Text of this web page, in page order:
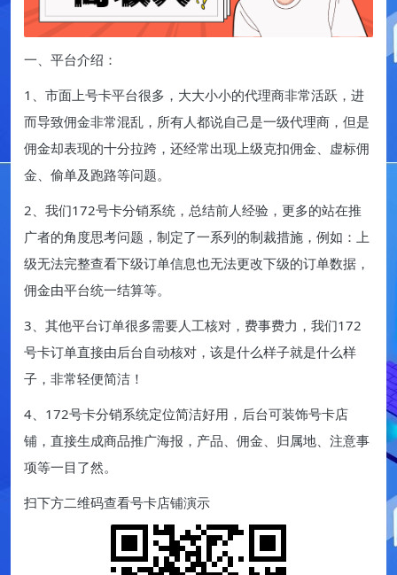
一、平台介绍：
1、市面上号卡平台很多，大大小小的代理商非常活跃，进
而导致佣金非常混乱，所有人都说自己是一级代理商，但是
佣金却表现的十分拉跨，还经常出现上级克扣佣金、虚标佣
金、偷单及跑路等问题。
2、我们172号卡分销系统，总结前人经验，更多的站在推
广者的角度思考问题，制定了一系列的制裁措施，例如：上
级无法完整查看下级订单信息也无法更改下级的订单数据，
佣金由平台统一结算等。
3、其他平台订单很多需要人工核对，费事费力，我们172
号卡订单直接由后台自动核对，该是什么样子就是什么样
子，非常轻便简洁！
4、172号卡分销系统定位简洁好用，后台可装饰号卡店
铺，直接生成商品推广海报，产品、佣金、归属地、注意事
项等一目了然。
扫下方二维码查看号卡店铺演示